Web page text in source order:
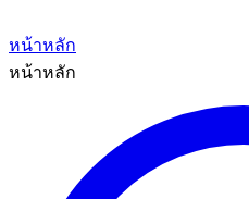
หน้าหลัก
หน้าหลัก